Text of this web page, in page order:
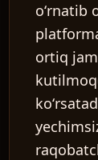
oʻrnatib
ortiq